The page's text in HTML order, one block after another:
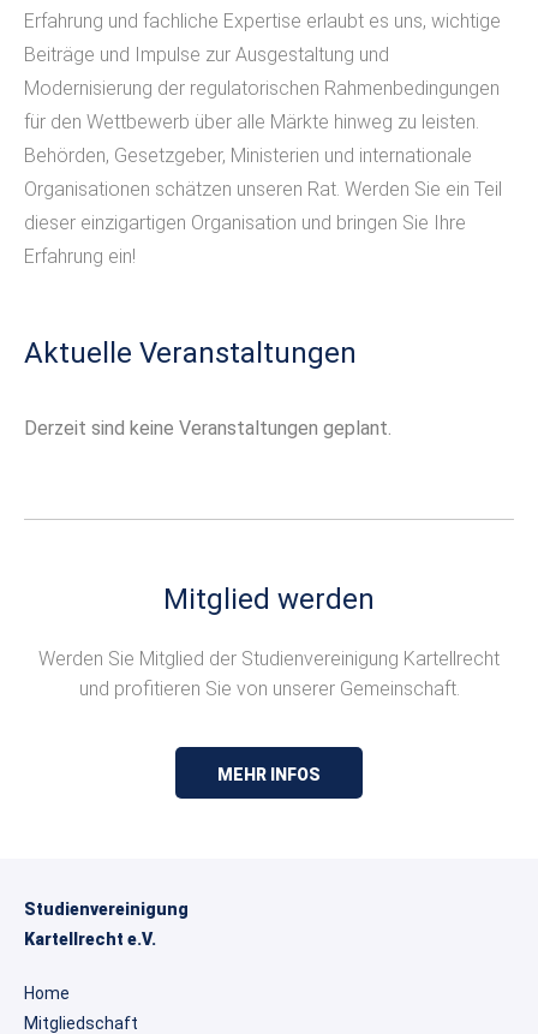
Erfahrung und fachliche Expertise erlaubt es uns, wichtige
Beiträge und Impulse zur Ausgestaltung und
Modernisierung der regulatorischen Rahmenbedingungen
für den Wettbewerb über alle Märkte hinweg zu leisten.
Behörden, Gesetzgeber, Ministerien und internationale
Organisationen schätzen unseren Rat. Werden Sie ein Teil
dieser einzigartigen Organisation und bringen Sie Ihre
Erfahrung ein!
Aktuelle Veranstaltungen
Derzeit sind keine Veranstaltungen geplant.
Mitglied werden
Werden Sie Mitglied der Studienvereinigung Kartellrecht
und profitieren Sie von unserer Gemeinschaft.
MEHR INFOS
Studienvereinigung
Kartellrecht e.V.
Home
Mitgliedschaft